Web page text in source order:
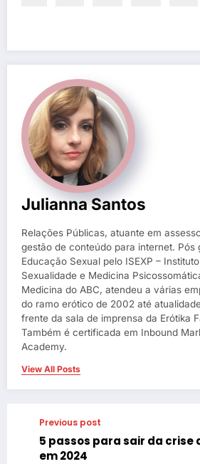
Julianna Santos
Relações Públicas, atuante em
gestão de conteúdo para internet. Pós
Educação Sexual pelo ISEXP –
Sexualidade e Medicina
Medicina do ABC, atendeu a várias
do ramo erótico de 2002 até
frente da sala de imprensa da Erótika
Também é certificada em Inbound
Academy.
View All Posts
Previous post
5 passos para sair da crise
em 2024